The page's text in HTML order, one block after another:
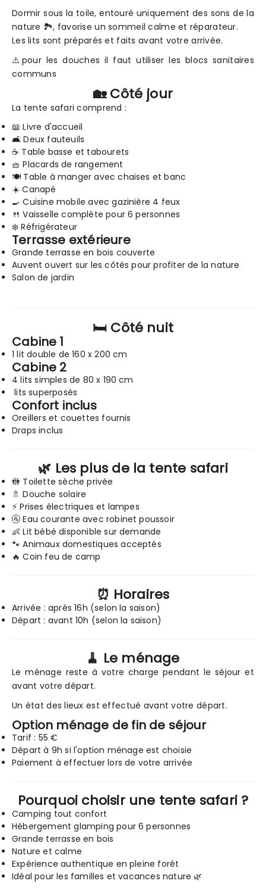
Dormir sous la toile, entouré uniquement des sons de la
nature 🏞️, favorise un sommeil calme et réparateur.
Les lits sont préparés et faits avant votre arrivée.
⚠️pour les douches il faut utiliser les blocs sanitaires
communs
🏡 Côté jour
La tente safari comprend :
📖 Livre d'accueil
🛋️ Deux fauteuils
☕ Table basse et tabourets
🧺 Placards de rangement
🍽️ Table à manger avec chaises et banc
☀️ Canapé
🍳 Cuisine mobile avec gazinière 4 feux
🍴 Vaisselle complète pour 6 personnes
❄️ Réfrigérateur
Terrasse extérieure
Grande terrasse en bois couverte
Auvent ouvert sur les côtés pour profiter de la nature
Salon de jardin
🛏️ Côté nuit
Cabine 1
1 lit double de 160 x 200 cm
Cabine 2
4 lits simples de 80 x 190 cm
lits superposés
Confort inclus
Oreillers et couettes fournis
Draps inclus
🌿 Les plus de la tente safari
🚻 Toilette sèche privée
🚿 Douche solaire
⚡ Prises électriques et lampes
🚰 Eau courante avec robinet poussoir
👶 Lit bébé disponible sur demande
🐾 Animaux domestiques acceptés
🔥 Coin feu de camp
⏰ Horaires
Arrivée : après 16h (selon la saison)
Départ : avant 10h (selon la saison)
🧹 Le ménage
Le ménage reste à votre charge pendant le séjour et
avant votre départ.
Un état des lieux est effectué avant votre départ.
Option ménage de fin de séjour
Tarif : 55 €
Départ à 9h si l'option ménage est choisie
Paiement à effectuer lors de votre arrivée
Pourquoi choisir une tente safari ?
Camping tout confort
Hébergement glamping pour 6 personnes
Grande terrasse en bois
Nature et calme
Expérience authentique en pleine forêt
Idéal pour les familles et vacances nature 🌿